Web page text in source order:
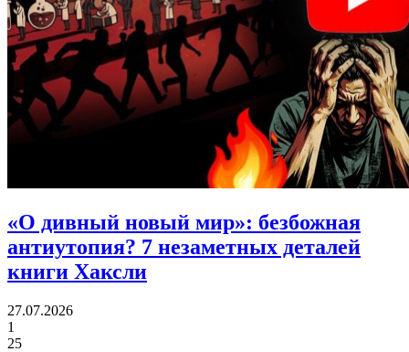
«О дивный новый мир»: безбожная
антиутопия? 7 незаметных деталей
книги Хаксли
27.07.2026
1
25